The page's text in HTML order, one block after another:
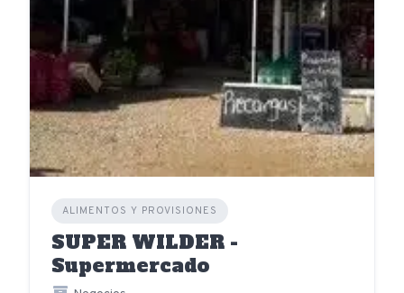
ALIMENTOS Y PROVISIONES
SUPER WILDER -
Supermercado